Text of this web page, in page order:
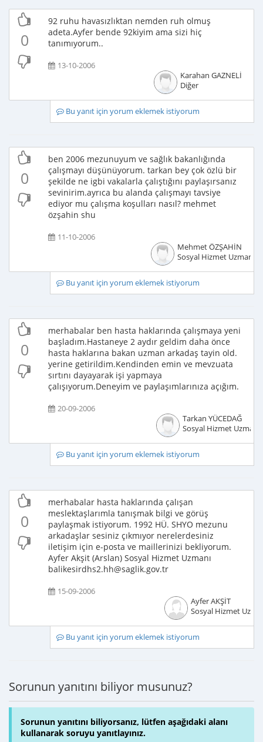
0
92 ruhu havasızlıktan nemden ruh olmuş
adeta.Ayfer bende 92kiyim ama sizi hiç
tanımıyorum..
13-10-2006
Karahan GAZNELİ
Diğer
Bu yanıt için yorum eklemek istiyorum
0
ben 2006 mezunuyum ve sağlık bakanlığında
çalışmayı düşünüyorum. tarkan bey çok özlü bir
şekilde ne igbi vakalarla çalıştığını paylaşırsanız
sevinirim.ayrıca bu alanda çalışmayı tavsiye
ediyor mu çalışma koşulları nasıl? mehmet
özşahin shu
11-10-2006
Mehmet ÖZŞAHİN
Sosyal Hizmet Uzmanı
Bu yanıt için yorum eklemek istiyorum
0
merhabalar ben hasta haklarında çalışmaya yeni
başladım.Hastaneye 2 aydır geldim daha önce
hasta haklarına bakan uzman arkadaş tayin old.
yerine getirildim.Kendinden emin ve mevzuata
sırtını dayayarak işi yapmaya
çalışıyorum.Deneyim ve paylaşımlarınıza açığım.
20-09-2006
Tarkan YÜCEDAĞ
Sosyal Hizmet Uzmanı
Bu yanıt için yorum eklemek istiyorum
0
merhabalar hasta haklarında çalışan
meslektaşlarımla tanışmak bilgi ve görüş
paylaşmak istiyorum. 1992 HÜ. SHYO mezunu
arkadaşlar sesiniz çıkmıyor nerelerdesiniz
iletişim için e-posta ve maillerinizi bekliyorum.
Ayfer Akşit (Arslan) Sosyal Hizmet Uzmanı
balikesirdhs2.hh@saglik.gov.tr
15-09-2006
Ayfer AKŞİT
Sosyal Hizmet
Bu yanıt için yorum eklemek istiyorum
Sorunun yanıtını biliyor musunuz?
Sorunun yanıtını biliyorsanız, lütfen aşağıdaki alanı
kullanarak soruyu yanıtlayınız.